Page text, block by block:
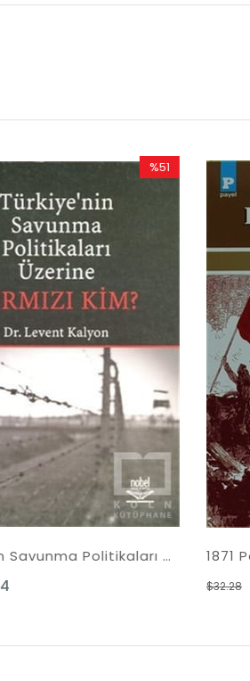
Türkiye'nin Savunma Politikaları Üzerine Kırmızı Kim?
%51
%51İndirim
1871
$32.28